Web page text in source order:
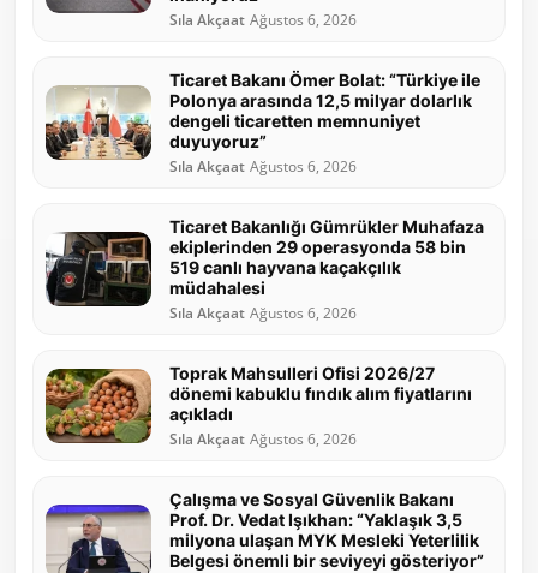
Sıla Akçaat Ağustos 6, 2026
Ticaret Bakanı Ömer Bolat: “Türkiye ile
Polonya arasında 12,5 milyar dolarlık
dengeli ticaretten memnuniyet
duyuyoruz”
Sıla Akçaat Ağustos 6, 2026
Ticaret Bakanlığı Gümrükler Muhafaza
ekiplerinden 29 operasyonda 58 bin
519 canlı hayvana kaçakçılık
müdahalesi
Sıla Akçaat Ağustos 6, 2026
Toprak Mahsulleri Ofisi 2026/27
dönemi kabuklu fındık alım fiyatlarını
açıkladı
Sıla Akçaat Ağustos 6, 2026
Çalışma ve Sosyal Güvenlik Bakanı
Prof. Dr. Vedat Işıkhan: “Yaklaşık 3,5
milyona ulaşan MYK Mesleki Yeterlilik
Belgesi önemli bir seviyeyi gösteriyor”